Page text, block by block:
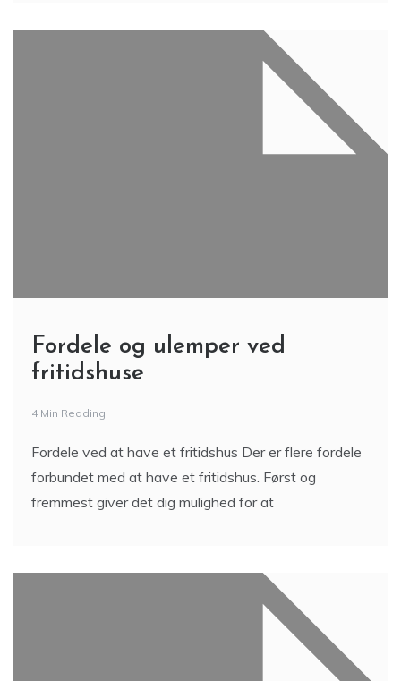
Fordele og ulemper ved
fritidshuse
4 Min Reading
Fordele ved at have et fritidshus Der er flere fordele
forbundet med at have et fritidshus. Først og
fremmest giver det dig mulighed for at